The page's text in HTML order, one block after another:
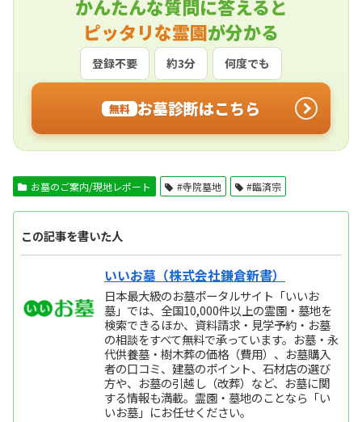
かんたんな質問に答えると
ピッタリな霊園が分かる
登録不要 約3分 何度でも
無料 お墓診断はこちら
お墓のご案内/現地レポート #寺院墓地 #臨済宗
この記事を書いた人
いいお墓（株式会社鎌倉新書）
日本最大級のお墓ポータルサイト「いいお
墓」では、全国10,000件以上の霊園・墓地を
検索できるほか、資料請求・見学予約・お墓
の相談をすべて無料で承っています。お墓・永
代供養墓・樹木葬の価格（費用）、お墓購入
者の口コミ、建墓のポイント、石材店の選び
方や、お墓の引越し（改葬）など、お墓に関
する情報も満載。霊園・墓地のことなら「い
いお墓」にお任せください。